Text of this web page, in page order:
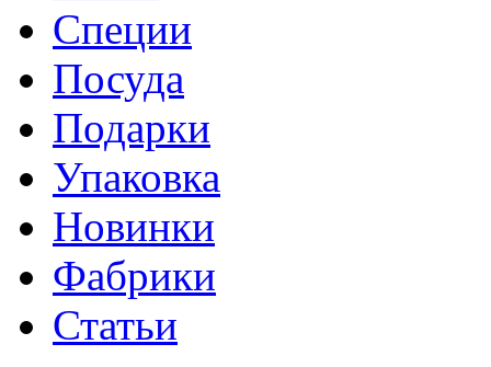
Специи
Посуда
Подарки
Упаковка
Новинки
Фабрики
Статьи